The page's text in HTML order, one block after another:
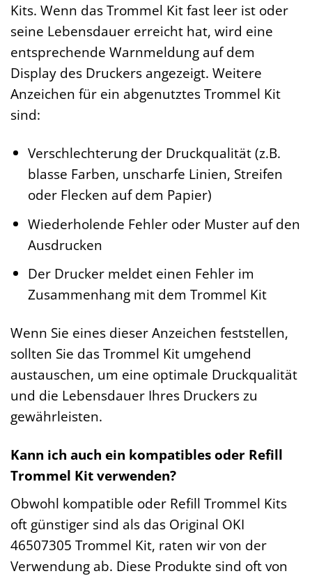
Kits. Wenn das Trommel Kit fast leer ist oder
seine Lebensdauer erreicht hat, wird eine
entsprechende Warnmeldung auf dem
Display des Druckers angezeigt. Weitere
Anzeichen für ein abgenutztes Trommel Kit
sind:
Verschlechterung der Druckqualität (z.B.
blasse Farben, unscharfe Linien, Streifen
oder Flecken auf dem Papier)
Wiederholende Fehler oder Muster auf den
Ausdrucken
Der Drucker meldet einen Fehler im
Zusammenhang mit dem Trommel Kit
Wenn Sie eines dieser Anzeichen feststellen,
sollten Sie das Trommel Kit umgehend
austauschen, um eine optimale Druckqualität
und die Lebensdauer Ihres Druckers zu
gewährleisten.
Kann ich auch ein kompatibles oder Refill
Trommel Kit verwenden?
Obwohl kompatible oder Refill Trommel Kits
oft günstiger sind als das Original OKI
46507305 Trommel Kit, raten wir von der
Verwendung ab. Diese Produkte sind oft von